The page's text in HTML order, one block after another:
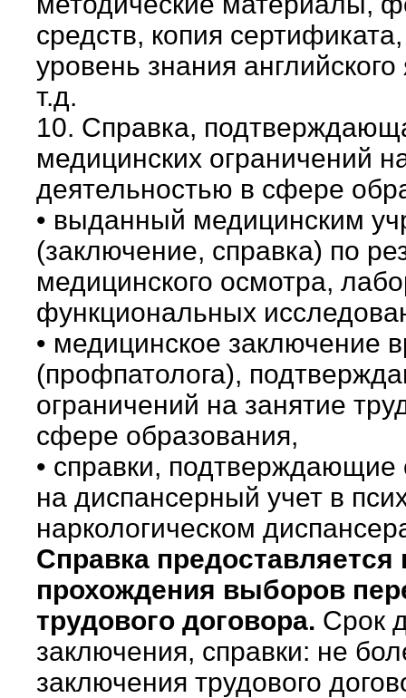
средств, копия
уровень знания
т.д.
10. Справка,
медицинских ограничений
деятельностью в сфере
• выданный медицинским
(заключение, справка) по
медицинского осмотра,
функциональных
• медицинское заключение
(профпатолога),
ограничений на занятие
сфере образования,
• справки, подтверждающие
на диспансерный учет в
наркологическом
Справка предоставляется
прохождения выборов
трудового договора. Срок
заключения, справки: не
заключения трудового